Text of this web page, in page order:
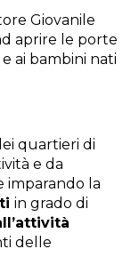
Giovanile
aprire le porte
ai bambini nati
quartieri di
e da
imparando la
in grado di
delle